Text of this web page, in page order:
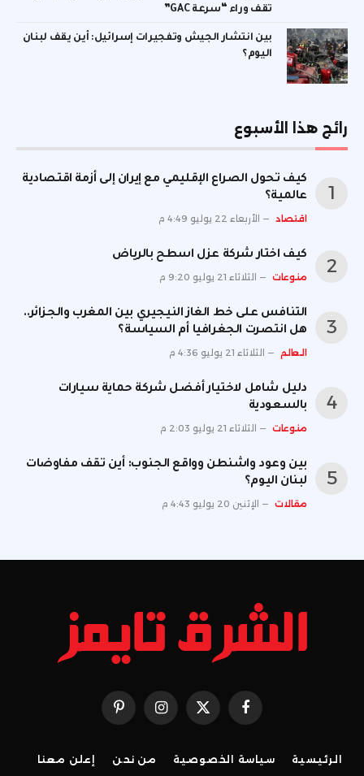
تقف وراء “سرعة GAC”
بين انتشار الجيش وتفجيرات إسرائيل: أين يقف لبنان
اليوم؟
رائج هذا الأسبوع
كيف تحول الصراع الإقليمي مع إيران إلى أزمة اقتصادية
عالمية؟
اقتصاد الأربعاء 22 يوليو 4:49 م
كيف اختار شركة عزل اسطح بالرياض
منوعات الثلاثاء 21 يوليو 9:20 م
التنافس على خط الغاز النيجيري بين المغرب والجزائر..
هل انتصرت الجغرافيا أم السياسة؟
العالم الثلاثاء 21 يوليو 4:36 م
دليل شامل لاختيار أفضل شركة حماية سيارات
بالسعودية
منوعات الثلاثاء 21 يوليو 2:03 م
بين وعود واشنطن وواقع الجنوب: أين تقف مفاوضات
لبنان اليوم؟
مقالات الإثنين 20 يوليو 4:43 م
فيسبوك X
(Twitter)
الانستغرامبينتيريست
الرئيسية سياسة الخصوصية من نحن إعلن معنا